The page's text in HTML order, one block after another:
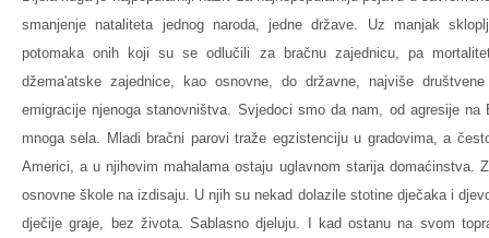
smanjenje nataliteta jednog naroda, jedne države. Uz manjak
potomaka onih koji su se odlučili za bračnu zajednicu, pa
džema'atske zajednice, kao osnovne, do državne, najviše
emigracije njenoga stanovništva. Svjedoci smo da nam, od agresije na
mnoga sela. Mladi bračni parovi traže egzistenciju u gradovima, a
Americi, a u njihovim mahalama ostaju uglavnom starija domaćinstva.
osnovne škole na izdisaju. U njih su nekad dolazile stotine dječaka i
dječije graje, bez života. Sablasno djeluju. I kad ostanu na svom